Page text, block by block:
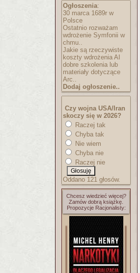
Ogłoszenia:
30 marca 1689r w
Polsce
Ostatnio rozważam
wdrożenie Symfonii w
chmu..
Jakie są rzeczywiste
koszty wdrożenia AI
dobre szkolenia lub
materiały dotyczące
Arc..
Dodaj ogłoszenie..
Czy wojna USA/Iran
skoczy się w 2026?
Raczej tak
Chyba tak
Nie wiem
Chyba nie
Raczej nie
Oddano 121 głosów.
Chcesz wiedzieć więcej?
Zamów dobrą książkę.
Propozycje Racjonalisty: